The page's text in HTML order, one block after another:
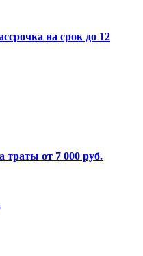
на срок до 12
траты от 7 000 руб.